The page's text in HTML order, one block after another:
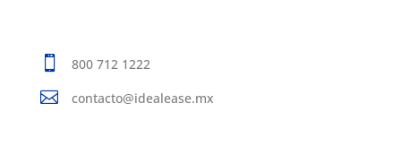
 800 712 1222
 contacto@idealease.mx